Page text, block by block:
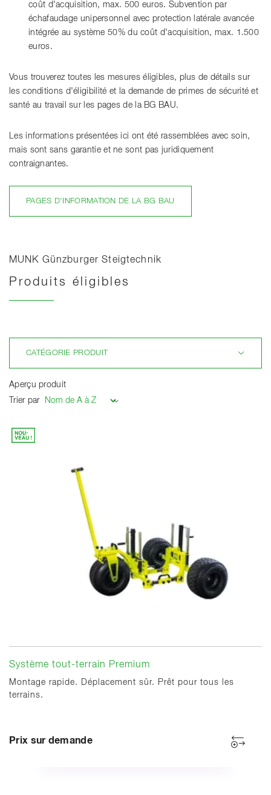
coût d'acquisition, max. 500 euros. Subvention par
échafaudage unipersonnel avec protection latérale avancée
intégrée au système 50% du coût d'acquisition, max. 1.500
euros.
Vous trouverez toutes les mesures éligibles, plus de détails sur
les conditions d'éligibilité et la demande de primes de sécurité et
santé au travail sur les pages de la BG BAU.
Les informations présentées ici ont été rassemblées avec soin,
mais sont sans garantie et ne sont pas juridiquement
contraignantes.
PAGES D'INFORMATION DE LA BG BAU
MUNK Günzburger Steigtechnik
Produits éligibles
CATÉGORIE PRODUIT
Aperçu produit
Trier par
Système tout-terrain Premium
Montage rapide. Déplacement sûr. Prêt pour tous les
terrains.
Prix sur demande